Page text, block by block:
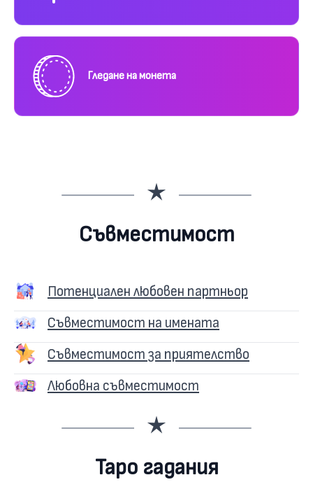
Гледане на монета
Съвместимост
Потенциален любовен партньор
Съвместимост на имената
Съвместимост за приятелство
Любовна съвместимост
Таро гадания